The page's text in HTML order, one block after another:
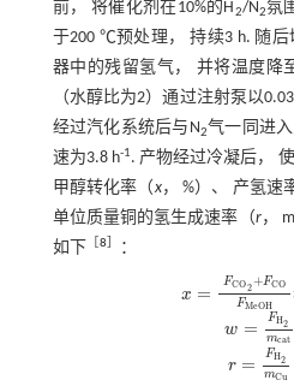
前， 将催化剂在10%的H2/N2氛
于200 ℃预处理， 持续3 h. 随后
器中的残留氢气， 并将温度降
（水醇比为2）通过注射泵以
经过汽化系统后与N2气一同进
速为3.8 h-1. 产物经过冷凝后，
甲醇转化率（x， %）、 产氢速
单位质量铜的氢生成速率（r，
如下［ 8 ：
x =
FCO2+FCO
FMeOH
x= FC O2+FCO FM
w = FH2
mcat
w=FH 2mca
r = FH2
mCu
r= FH 2mC